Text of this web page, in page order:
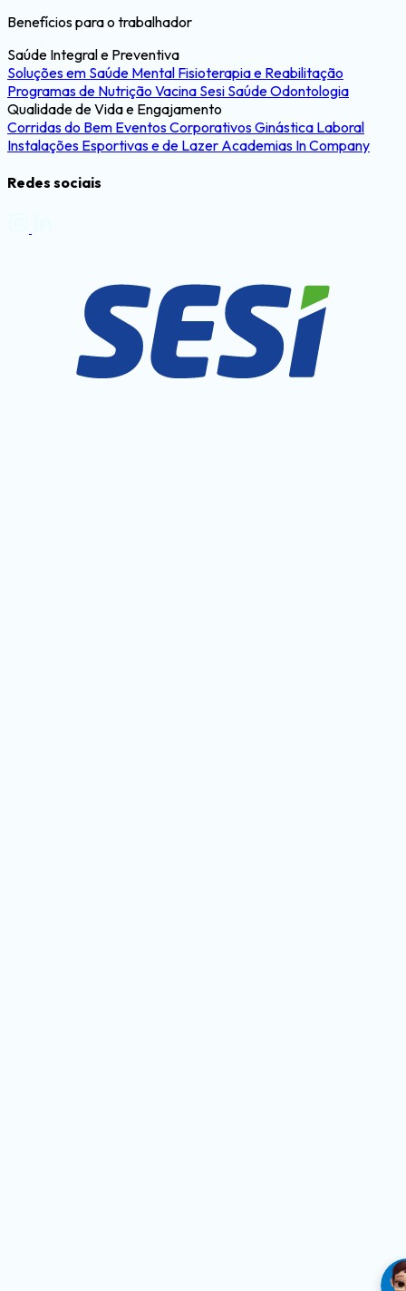
Benefícios para o trabalhador
Saúde Integral e Preventiva
Soluções em Saúde Mental Fisioterapia e Reabilitação
Programas de Nutrição Vacina Sesi SaúdeOdontologia
Qualidade de Vida e Engajamento
Corridas do Bem Eventos CorporativosGinástica Laboral
Instalações Esportivas e de Lazer Academias In Company
Redes sociais